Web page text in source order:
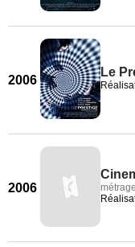
2006
Le
2006
métrage